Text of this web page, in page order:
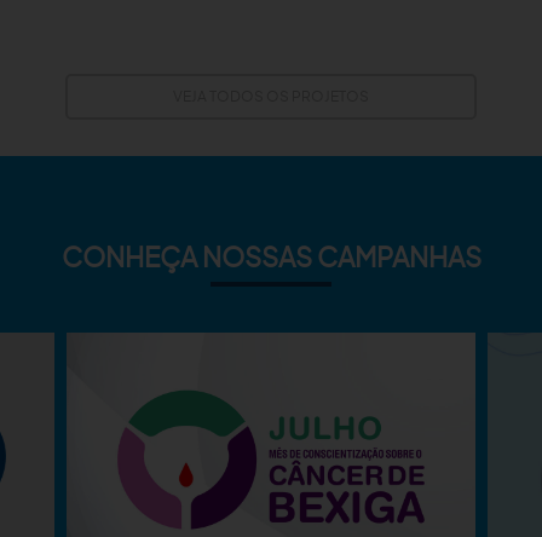
CONHEÇA NOSSAS CAMPANHAS